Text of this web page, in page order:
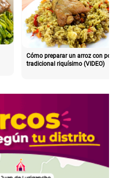
Cómo preparar un arroz con pollo
tradicional riquísimo (VIDEO)